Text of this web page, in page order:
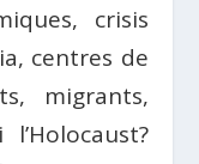
crisis
centres de
migrants,